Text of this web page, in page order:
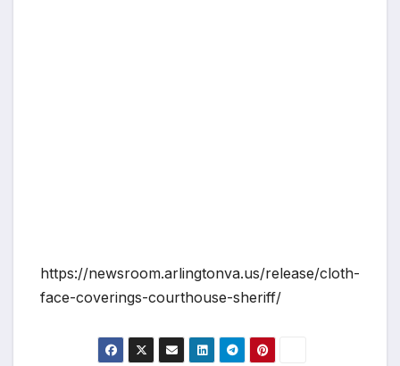
https://newsroom.arlingtonva.us/release/cloth-
face-coverings-courthouse-sheriff/